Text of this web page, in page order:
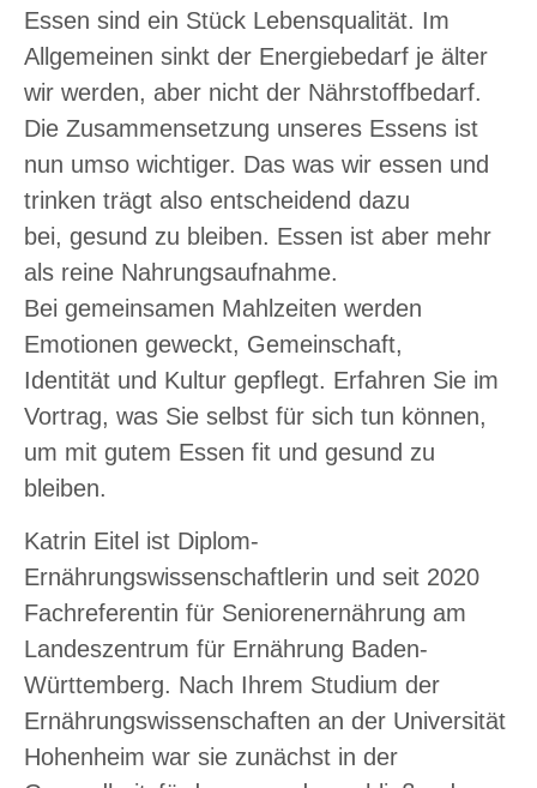
Essen sind ein Stück Lebensqualität. Im
Allgemeinen sinkt der Energiebedarf je älter
wir werden, aber nicht der Nährstoffbedarf.
Die Zusammensetzung unseres Essens ist
nun umso wichtiger. Das was wir essen und
trinken trägt also entscheidend dazu
bei, gesund zu bleiben. Essen ist aber mehr
als reine Nahrungsaufnahme.
Bei gemeinsamen Mahlzeiten werden
Emotionen geweckt, Gemeinschaft,
Identität und Kultur gepflegt. Erfahren Sie im
Vortrag, was Sie selbst für sich tun können,
um mit gutem Essen fit und gesund zu
bleiben.
Katrin Eitel ist Diplom-
Ernährungswissenschaftlerin und seit 2020
Fachreferentin für Seniorenernährung am
Landeszentrum für Ernährung Baden-
Württemberg. Nach Ihrem Studium der
Ernährungswissenschaften an der Universität
Hohenheim war sie zunächst in der